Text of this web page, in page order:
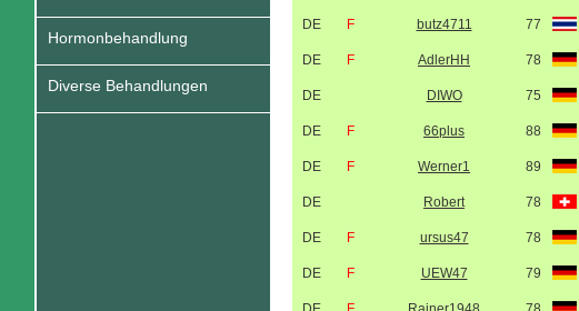
Hormonbehandlung
Diverse Behandlungen
DE F butz4711 77
DE F AdlerHH 78
DE DIWO 75
DE F 66plus 88
DE F Werner1 89
DE Robert 78
DE F ursus47 78
DE F UEW47 79